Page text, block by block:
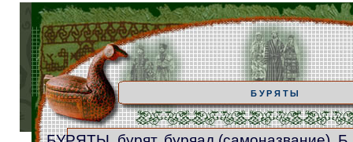
БУРЯТЫ